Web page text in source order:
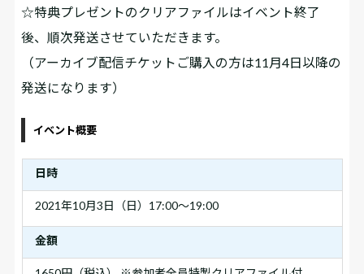
☆特典プレゼントのクリアファイルはイベント終了
後、順次発送させていただきます。
（アーカイブ配信チケットご購入の方は11月4日以降の
発送になります）
イベント概要
日時
2021年10月3日（日）17:00～19:00
金額